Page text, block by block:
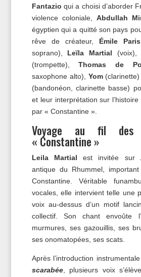
Fantazio qui a choisi d’aborder
violence coloniale, Abdullah
égyptien qui a quitté son pays
rêve de créateur, Émile
soprano), Leïla Martial (voix),
(trompette),Thomas de
saxophone alto), Yom(clarinette)
(bandonéon, clarinette basse)
et leur interprétation sur
par « Constantine ».
Voyage au fil des
« Constantine »
Leila Martial est invitée sur
antique du Rhummel,
Constantine. Véritable
vocales, elle intervient telle une
voix au-dessus d’un motif
collectif. Son chant envoûte
murmures, ses gazouillis, ses
ses onomatopées, ses scats.
Après l’introduction
scarabée, plusieurs voix